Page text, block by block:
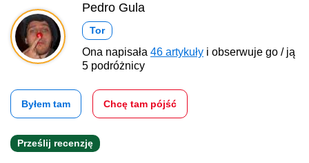
Pedro Gula
Tor
Ona napisała 46 artykuły i obserwuje go / ją
5 podróżnicy
Byłem tam Chcę tam pójść
Prześlij recenzję